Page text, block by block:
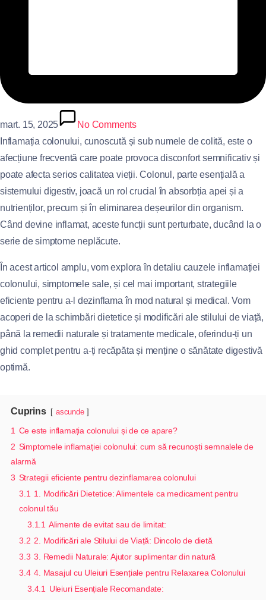
mart. 15, 2025
No Comments
Inflamația colonului, cunoscută și sub numele de colită, este o
afecțiune frecventă care poate provoca disconfort semnificativ și
poate afecta serios calitatea vieții. Colonul, parte esențială a
sistemului digestiv, joacă un rol crucial în absorbția apei și a
nutrienților, precum și în eliminarea deșeurilor din organism.
Când devine inflamat, aceste funcții sunt perturbate, ducând la o
serie de simptome neplăcute.
În acest articol amplu, vom explora în detaliu cauzele inflamației
colonului, simptomele sale, și cel mai important, strategiile
eficiente pentru a-l dezinflama în mod natural și medical. Vom
acoperi de la schimbări dietetice și modificări ale stilului de viață,
până la remedii naturale și tratamente medicale, oferindu-ți un
ghid complet pentru a-ți recăpăta și menține o sănătate digestivă
optimă.
Cuprins ascunde
1 Ce este inflamația colonului și de ce apare?
2 Simptomele inflamației colonului: cum să recunoști semnalele de
alarmă
3 Strategii eficiente pentru dezinflamarea colonului
3.1 1. Modificări Dietetice: Alimentele ca medicament pentru
colonul tău
3.1.1 Alimente de evitat sau de limitat:
3.2 2. Modificări ale Stilului de Viață: Dincolo de dietă
3.3 3. Remedii Naturale: Ajutor suplimentar din natură
3.4 4. Masajul cu Uleiuri Esențiale pentru Relaxarea Colonului
3.4.1
Uleiuri Esențiale Recomandate: